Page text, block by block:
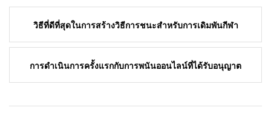
Post
navigation
วิธีที่ดีที่สุดในการสร้างวิธีการชนะสำหรับการเดิมพันกีฬา
การดำเนินการครั้งแรกกับการพนันออนไลน์ที่ได้รับอนุญาต